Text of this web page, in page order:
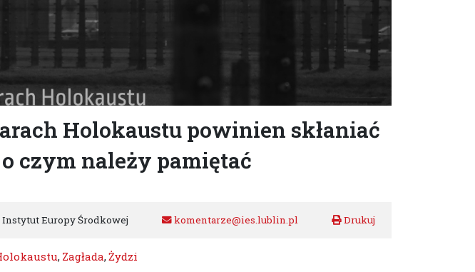
Holokaustu powinien skłaniać
czym należy pamiętać
Europy Środkowej komentarze@ies.lublin.pl
, Zagłada,Żydzi